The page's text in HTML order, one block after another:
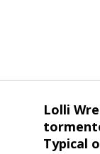
Lolli
Typical